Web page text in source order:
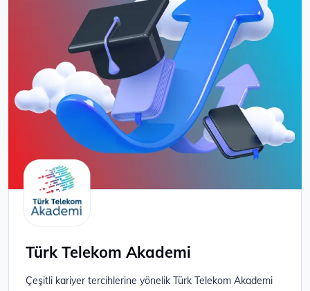
Türk Telekom Akademi
Çeşitli kariyer tercihlerine yönelik Türk Telekom Akademi